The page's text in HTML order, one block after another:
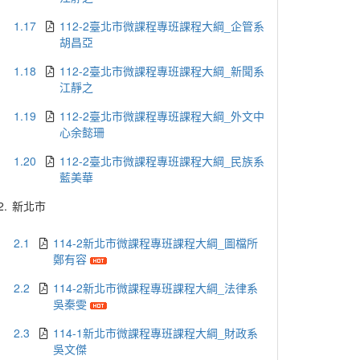
1.17
112-2臺北市微課程專班課程大綱_企管系
胡昌亞
1.18
112-2臺北市微課程專班課程大綱_新聞系
江靜之
1.19
112-2臺北市微課程專班課程大綱_外文中
心余懿珊
1.20
112-2臺北市微課程專班課程大綱_民族系
藍美華
新北市
2.1
114-2新北市微課程專班課程大綱_圖檔所
鄭有容
2.2
114-2新北市微課程專班課程大綱_法律系
吳秦雯
2.3
114-1新北市微課程專班課程大綱_財政系
吳文傑